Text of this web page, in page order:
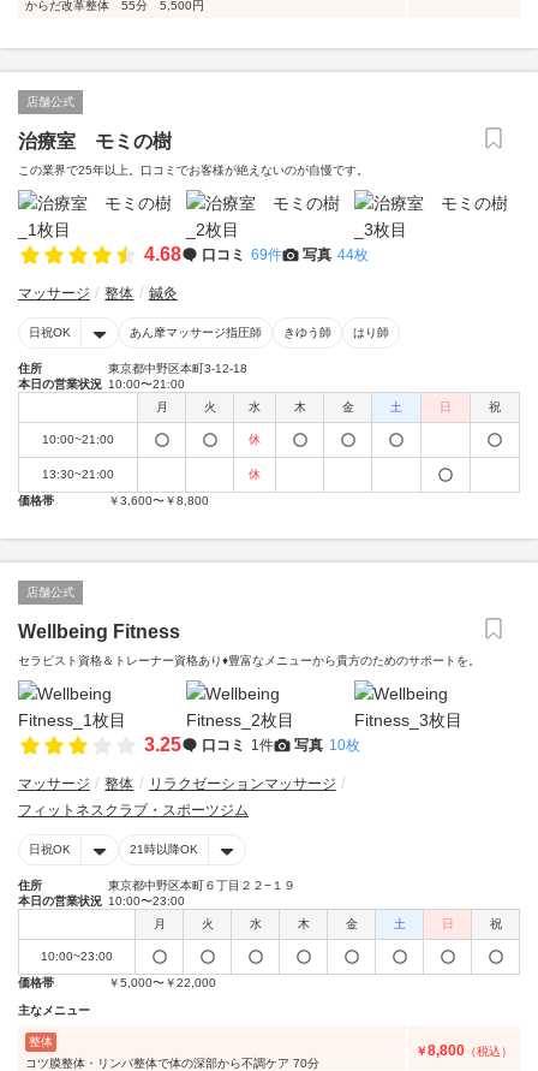
からだ改革整体 55分 5,500円
店舗公式
治療室 モミの樹
この業界で25年以上。口コミでお客様が絶えないのが自慢です。
4.68 口コミ 69件 写真 44枚
マッサージ 整体 鍼灸
日祝OK あん摩マッサージ指圧師 きゆう師 はり師
住所
東京都中野区本町3-12-18
本日の営業状況 10:00〜21:00
月
火 水 木 金 土 日 祝
10:00~21:00 休
13:30~21:00
休
価格帯
￥3,600〜￥8,800
店舗公式
Wellbeing Fitness
セラピスト資格＆トレーナー資格あり♦豊富なメニューから貴方のためのサポートを。
3.25 口コミ 1件 写真 10枚
マッサージ 整体
リラクゼーションマッサージ
フィットネスクラブ・スポーツジム
日祝OK 21時以降OK
住所
東京都中野区本町６丁目２２−１９
本日の営業状況 10:00〜23:00
月
火 水 木 金 土 日 祝
10:00~23:00
価格帯
￥5,000〜￥22,000
主なメニュー
整体
コツ膜整体・リンパ整体で体の深部から不調ケア 70分
￥8,800 （税込）